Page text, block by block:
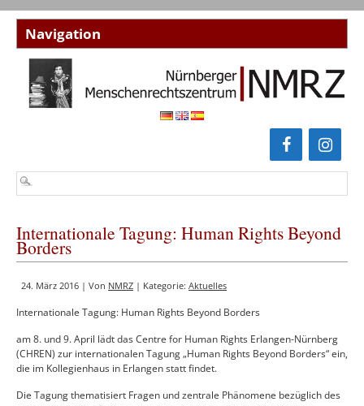
Internationale Tagung: Human Rights Beyond
Borders
24. März 2016 | Von NMRZ | Kategorie: Aktuelles
Internationale Tagung: Human Rights Beyond Borders
am 8. und 9. April lädt das Centre for Human Rights Erlangen-Nürnberg
(CHREN) zur internationalen Tagung „Human Rights Beyond Borders“ ein,
die im Kollegienhaus in Erlangen statt findet.
Die Tagung thematisiert Fragen und zentrale Phänomene bezüglich des